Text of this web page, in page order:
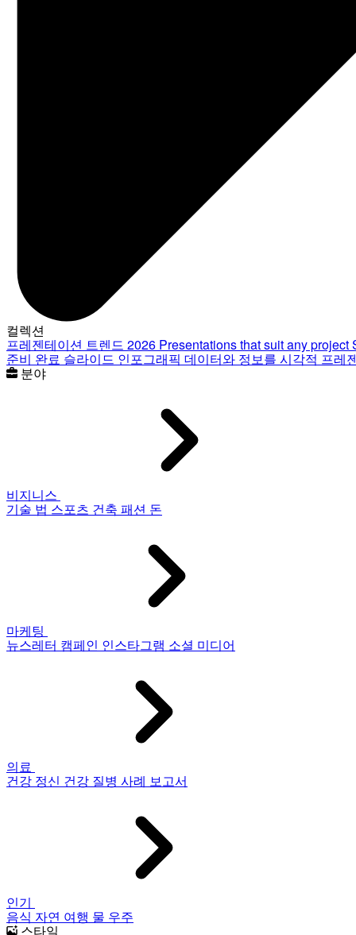
컬렉션
프레젠테이션 트렌드 2026 Presentations that suit any project
준비 완료 슬라이드 인포그래픽 데이터와 정보를 시각적 프레
분야
비지니스
기술 법 스포츠 건축 패션 돈
마케팅
뉴스레터 캠페인 인스타그램 소셜 미디어
의료
건강 정신 건강 질병 사례 보고서
인기
음식 자연 여행 물 우주
스타일